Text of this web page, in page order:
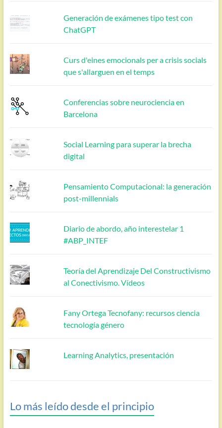
Generación de exámenes tipo test con
ChatGPT
Curs d'eines emocionals per a crisis socials
que s'allarguen en el temps
Conferencias sobre neurociencia en
Barcelona
Social Learning para superar la brecha
digital
Pensamiento Computacional: la generación
post-millennials
Diario de abordo, año interestelar 1
#ABP_INTEF
Teoría del Aprendizaje Del Constructivismo
al Conectivismo. Vídeos
Fany Ortega Tecnofany: recursos ciencia
tecnología género
Learning Analytics, presentación
Lo más leído desde el principio